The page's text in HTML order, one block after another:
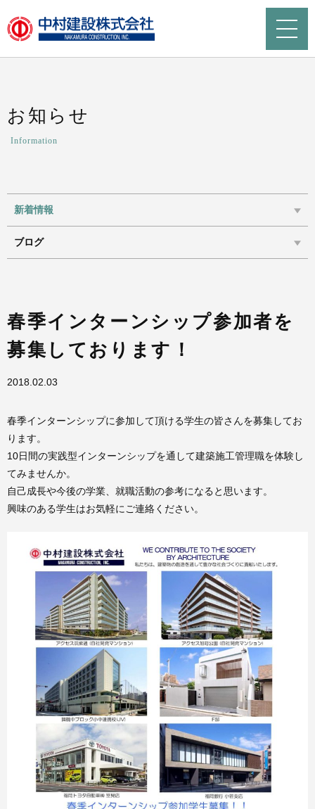
お知らせ
Information
新着情報
ブログ
春季インターンシップ参加者を
募集しております！
2018.02.03
春季インターンシップに参加して頂ける学生の皆さんを募集してお
ります。
10日間の実践型インターンシップを通して建築施工管理職を体験し
てみませんか。
自己成長や今後の学業、就職活動の参考になると思います。
興味のある学生はお気軽にご連絡ください。